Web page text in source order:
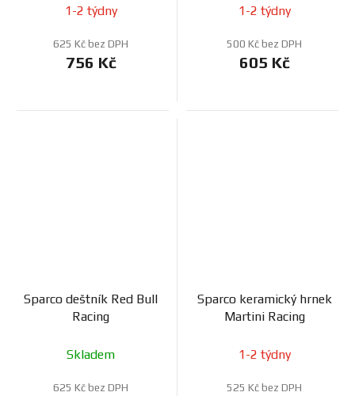
1-2 týdny
625 Kč bez DPH
756 Kč
1-2 týdny
500 Kč bez DPH
605 Kč
Sparco deštník Red Bull
Racing
Skladem
625 Kč bez DPH
Sparco keramický hrnek
Martini Racing
1-2 týdny
525 Kč bez DPH